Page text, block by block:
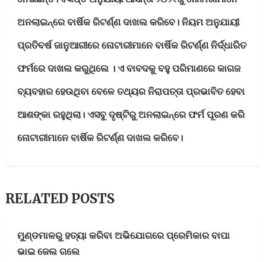
ଅନଲାଇନ୍‌ରେ ବାର୍ଷିକ ରିଟର୍ଣ୍ଣ ଦାଖଲ କରିବେ। ନିୟମ ଅନୁଯାୟୀ
ପ୍ରତିବର୍ଷ ଜାନୁଆରୀରେ ନୋଟାରୀମାନେ ବାର୍ଷିକ ରିଟର୍ଣ୍ଣ ନିର୍ଦ୍ଧାରିତ
ଫର୍ମରେ ଦାଖଲ କରୁଥିଲେ । ଏ ବାବଦକୁ ବହୁ ପରିମାଣରେ କାଗଜ
ବ୍ୟବହାର ହେଉଥିବା ବେଳେ ତଥ୍ୟର ନିରାପତ୍ତା ପ୍ରଭାବିତ ହେବା
ଆଶଙ୍କା ରହୁଥିଲା। ଏସବୁ ଦୃଷ୍ଟିରୁ ଅନଲାଇନ୍‌ରେ ଫର୍ମ ପୂରଣ କରି
ନୋଟାରୀମାନେ ବାର୍ଷିକ ରିଟର୍ଣ୍ଣ ଦାଖଲ କରିବେ।
RELATED POSTS
ମୁଣ୍ଡମାଳରୁ ହତ୍ୟା କରିବା ଅଭିଯୋଗରେ ପ୍ରେମିକାର ବାପା
ଭାଇ ଜେଲ ଗଲେ